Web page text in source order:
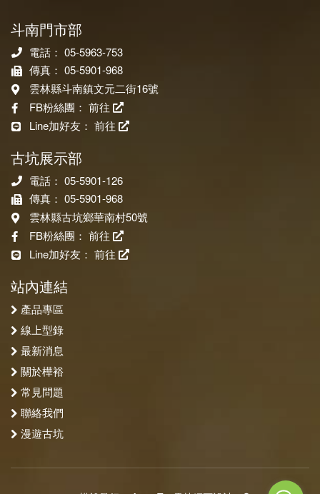
斗南門市部
電話： 05-5963-753
傳真： 05-5901-968
雲林縣斗南鎮文元二街16號
FB粉絲團： 前往
Line加好友： 前往
古坑展示部
電話： 05-5901-126
傳真： 05-5901-968
雲林縣古坑鄉華南村50號
FB粉絲團： 前往
Line加好友： 前往
站內連結
產品專區
線上型錄
最新消息
關於樺裕
常見問題
聯絡我們
漫遊古坑